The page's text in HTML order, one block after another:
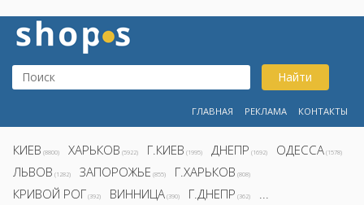
Найти
ГЛАВНАЯ РЕКЛАМА КОНТАКТЫ
КИЕВ (8800) ХАРЬКОВ (5922) Г.КИЕВ (1995) ДНЕПР (1692) ОДЕССА (1578)
ЛЬВОВ (1282) ЗАПОРОЖЬЕ (855) Г.ХАРЬКОВ (808)
КРИВОЙ РОГ (392) ВИННИЦА (390) Г.ДНЕПР (362) ...